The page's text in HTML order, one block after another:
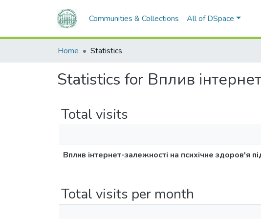
Communities & Collections All of DSpace
Home Statistics
Statistics for Вплив
Total visits
Вплив інтернет-залежності на психічне здоров'я
Total visits per month